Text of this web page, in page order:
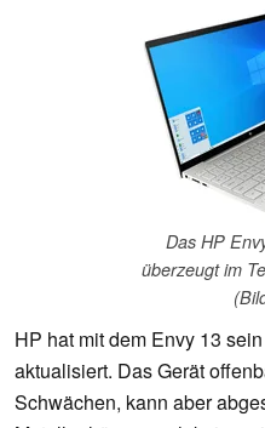
Das HP
überzeugt im
HP hat mit dem Envy 13
aktualisiert. Das Gerät
Schwächen, kann aber